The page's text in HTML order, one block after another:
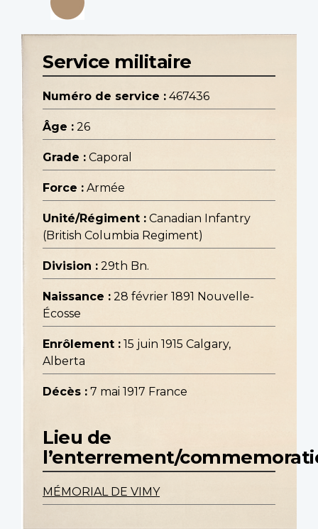
Service militaire
Numéro de service : 467436
Âge : 26
Grade : Caporal
Force : Armée
Unité/Régiment : Canadian Infantry
(British Columbia Regiment)
Division : 29th Bn.
Naissance : 28 février 1891 Nouvelle-
Écosse
Enrôlement : 15 juin 1915 Calgary,
Alberta
Décès : 7 mai 1917 France
Lieu de
l’enterrement/
MÉMORIAL DE VIMY